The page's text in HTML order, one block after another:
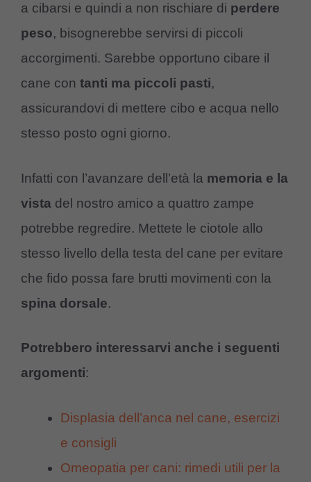
a cibarsi e quindi a non rischiare di perdere
peso, bisognerebbe servirsi di piccoli
accorgimenti. Sarebbe opportuno cibare il
cane con tanti ma piccoli pasti,
assicurandovi di mettere cibo e acqua nello
stesso posto ogni giorno.
Infatti con l’avanzare dell’età la memoria e la
vista del nostro amico a quattro zampe
potrebbe regredire. Mettete le ciotole allo
stesso livello della testa del cane per evitare
che fido possa fare brutti movimenti con la
spina dorsale.
Potrebbero interessarvi anche i seguenti
argomenti:
Displasia dell’anca nel cane, esercizi
e consigli
Omeopatia per cani: rimedi utili per la